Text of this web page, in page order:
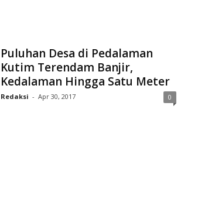
Puluhan Desa di Pedalaman
Kutim Terendam Banjir,
Kedalaman Hingga Satu Meter
Redaksi - Apr 30, 2017 0